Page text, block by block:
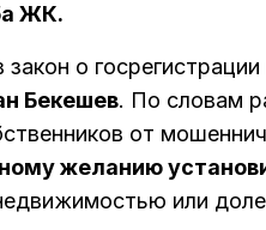
ЖК.
о
Бекешев. По словам
от
желанию
или